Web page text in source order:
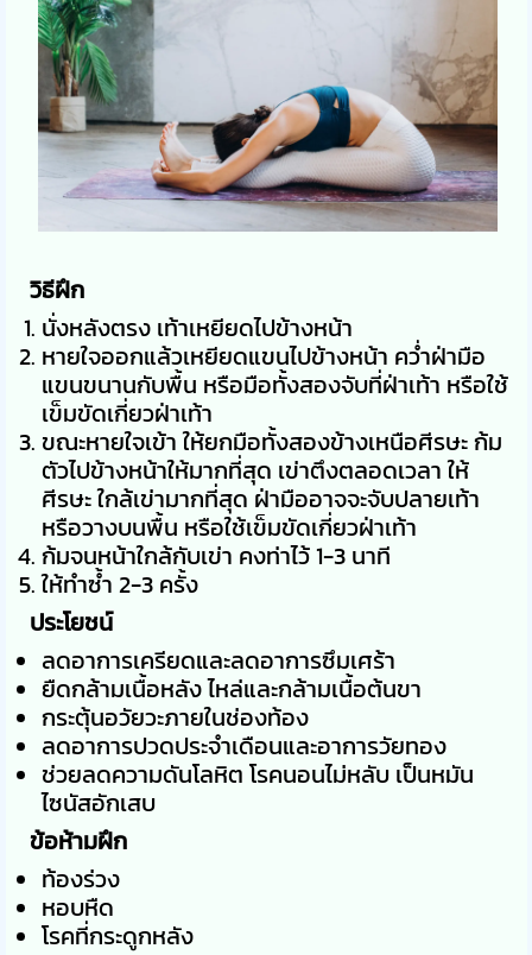
วิธีฝึก
นั่งหลังตรง เท้าเหยียดไปข้างหน้า
หายใจออกแล้วเหยียดแขนไปข้างหน้า คว่ำฝ่ามือ
แขนขนานกับพื้น หรือมือทั้งสองจับที่ฝ่าเท้า หรือใช้
เข็มขัดเกี่ยวฝ่าเท้า
ขณะหายใจเข้า ให้ยกมือทั้งสองข้างเหนือศีรษะ ก้ม
ตัวไปข้างหน้าให้มากที่สุด เข่าตึงตลอดเวลา ให้
ศีรษะ ใกล้เข่ามากที่สุด ฝ่ามืออาจจะจับปลายเท้า
หรือวางบนพื้น หรือใช้เข็มขัดเกี่ยวฝ่าเท้า
ก้มจนหน้าใกล้กับเข่า คงท่าไว้ 1-3 นาที
ให้ทำซ้ำ 2-3 ครั้ง
ประโยชน์
ลดอาการเครียดและลดอาการซึมเศร้า
ยืดกล้ามเนื้อหลัง ไหล่และกล้ามเนื้อต้นขา
กระตุ้นอวัยวะภายในช่องท้อง
ลดอาการปวดประจำเดือนและอาการวัยทอง
ช่วยลดความดันโลหิต โรคนอนไม่หลับ เป็นหมัน
ไซนัสอักเสบ
ข้อห้ามฝึก
ท้องร่วง
หอบหืด
โรคที่กระดูกหลัง